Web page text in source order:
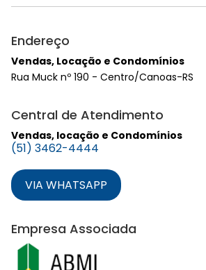
Endereço
Vendas, Locação e Condomínios
Rua Muck nº 190 - Centro/Canoas-RS
Central de Atendimento
Vendas, locação e Condomínios
(51) 3462-4444
VIA WHATSAPP
Empresa Associada